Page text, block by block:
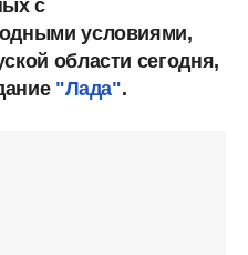
с
условиями,
области сегодня,
"Лада".